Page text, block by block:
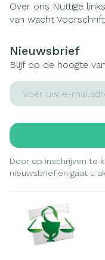
Over ons Nuttige links
van wacht Voorschrift
Nieuwsbrief
Blijf op de hoogte
E-mail adres
Door op inschrijven te
nieuwsbrief en gaat u